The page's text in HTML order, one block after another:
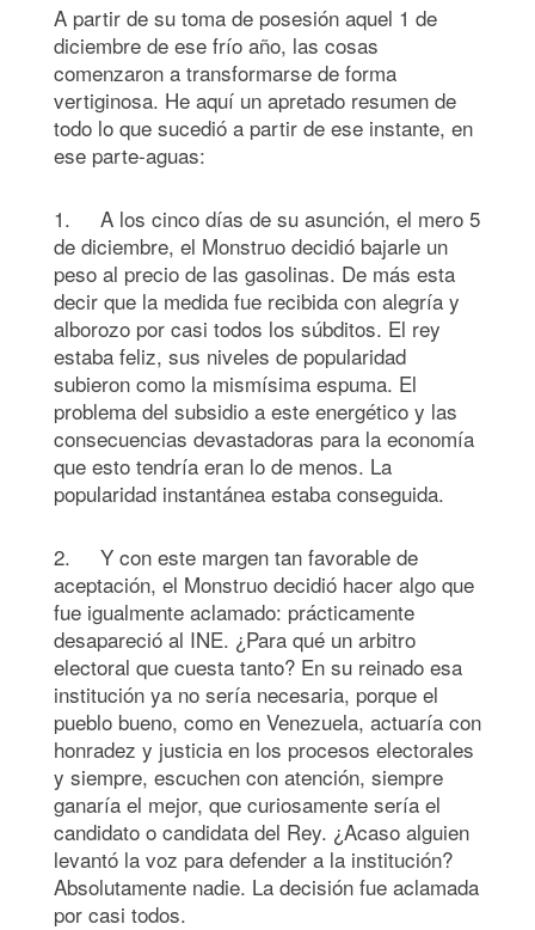
A partir de su toma de posesión aquel 1 de
diciembre de ese frío año, las cosas
comenzaron a transformarse de forma
vertiginosa. He aquí un apretado resumen de
todo lo que sucedió a partir de ese instante, en
ese parte-aguas:
1. A los cinco días de su asunción, el mero 5
de diciembre, el Monstruo decidió bajarle un
peso al precio de las gasolinas. De más esta
decir que la medida fue recibida con alegría y
alborozo por casi todos los súbditos. El rey
estaba feliz, sus niveles de popularidad
subieron como la mismísima espuma. El
problema del subsidio a este energético y las
consecuencias devastadoras para la economía
que esto tendría eran lo de menos. La
popularidad instantánea estaba conseguida.
2. Y con este margen tan favorable de
aceptación, el Monstruo decidió hacer algo que
fue igualmente aclamado: prácticamente
desapareció al INE. ¿Para qué un arbitro
electoral que cuesta tanto? En su reinado esa
institución ya no sería necesaria, porque el
pueblo bueno, como en Venezuela, actuaría con
honradez y justicia en los procesos electorales
y siempre, escuchen con atención, siempre
ganaría el mejor, que curiosamente sería el
candidato o candidata del Rey. ¿Acaso alguien
levantó la voz para defender a la institución?
Absolutamente nadie. La decisión fue aclamada
por casi todos.